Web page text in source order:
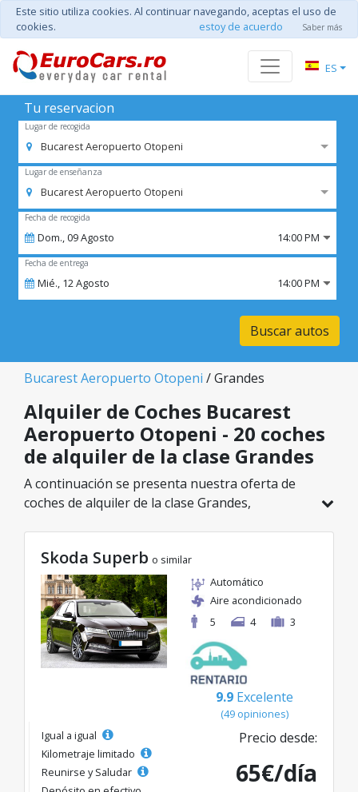
Este sitio utiliza cookies. Al continuar navegando, aceptas el uso de
cookies.
estoy de acuerdo Saber más
ES
Tu reservacion
Lugar de recogida
Bucarest Aeropuerto Otopeni
Lugar de enseñanza
Bucarest Aeropuerto Otopeni
Fecha de recogida
Dom.,09Agosto 14:00 PM
Fecha de entrega
Mié., 12Agosto 14:00 PM
Buscar autos
Bucarest Aeropuerto Otopeni / Grandes
Alquiler de Coches Bucarest
Aeropuerto Otopeni - 20 coches
de alquiler de la clase Grandes
A continuación se presenta nuestra oferta de
coches de alquiler de la clase Grandes,
puedes elegir el modelo ideal de la categoría
seleccionada, con tarifas excelentes desde solo
20€/día.
Skoda Superb o similar
Automático
Aire acondicionado
5
4 3
9.9 Excelente
(49 opiniones)
Igual a igual
Kilometraje limitado
Reunirse y Saludar
Precio desde:
65€/día